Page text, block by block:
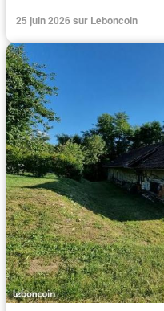
25 juin 2026 sur Leboncoin